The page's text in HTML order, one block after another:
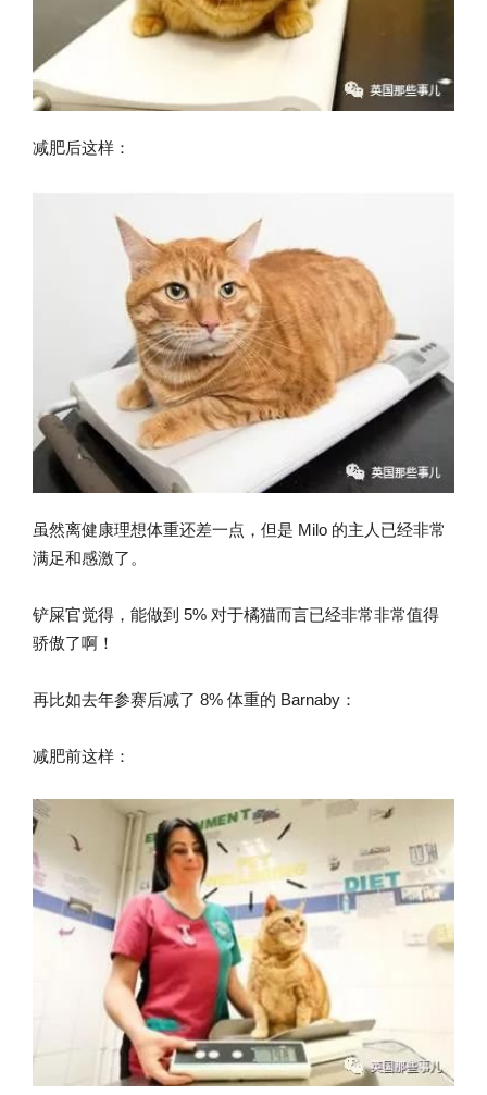
减肥后这样：
虽然离健康理想体重还差一点，但是 Milo 的主人已经非常
满足和感激了。
铲屎官觉得，能做到 5% 对于橘猫而言已经非常非常值得
骄傲了啊！
再比如去年参赛后减了 8% 体重的 Barnaby：
减肥前这样：